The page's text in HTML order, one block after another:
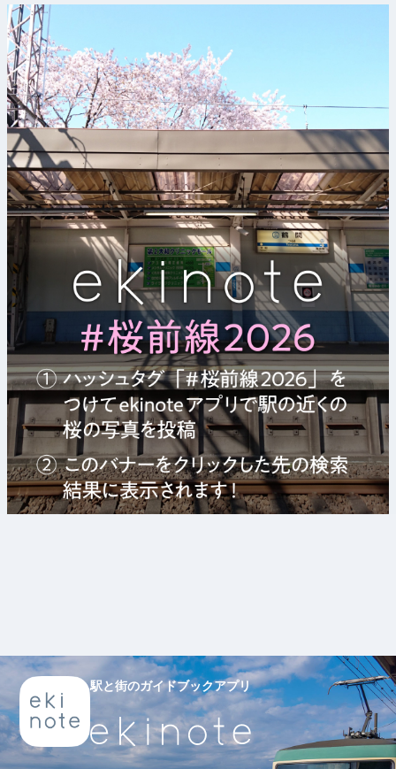
駅と街のガイドブックアプリ